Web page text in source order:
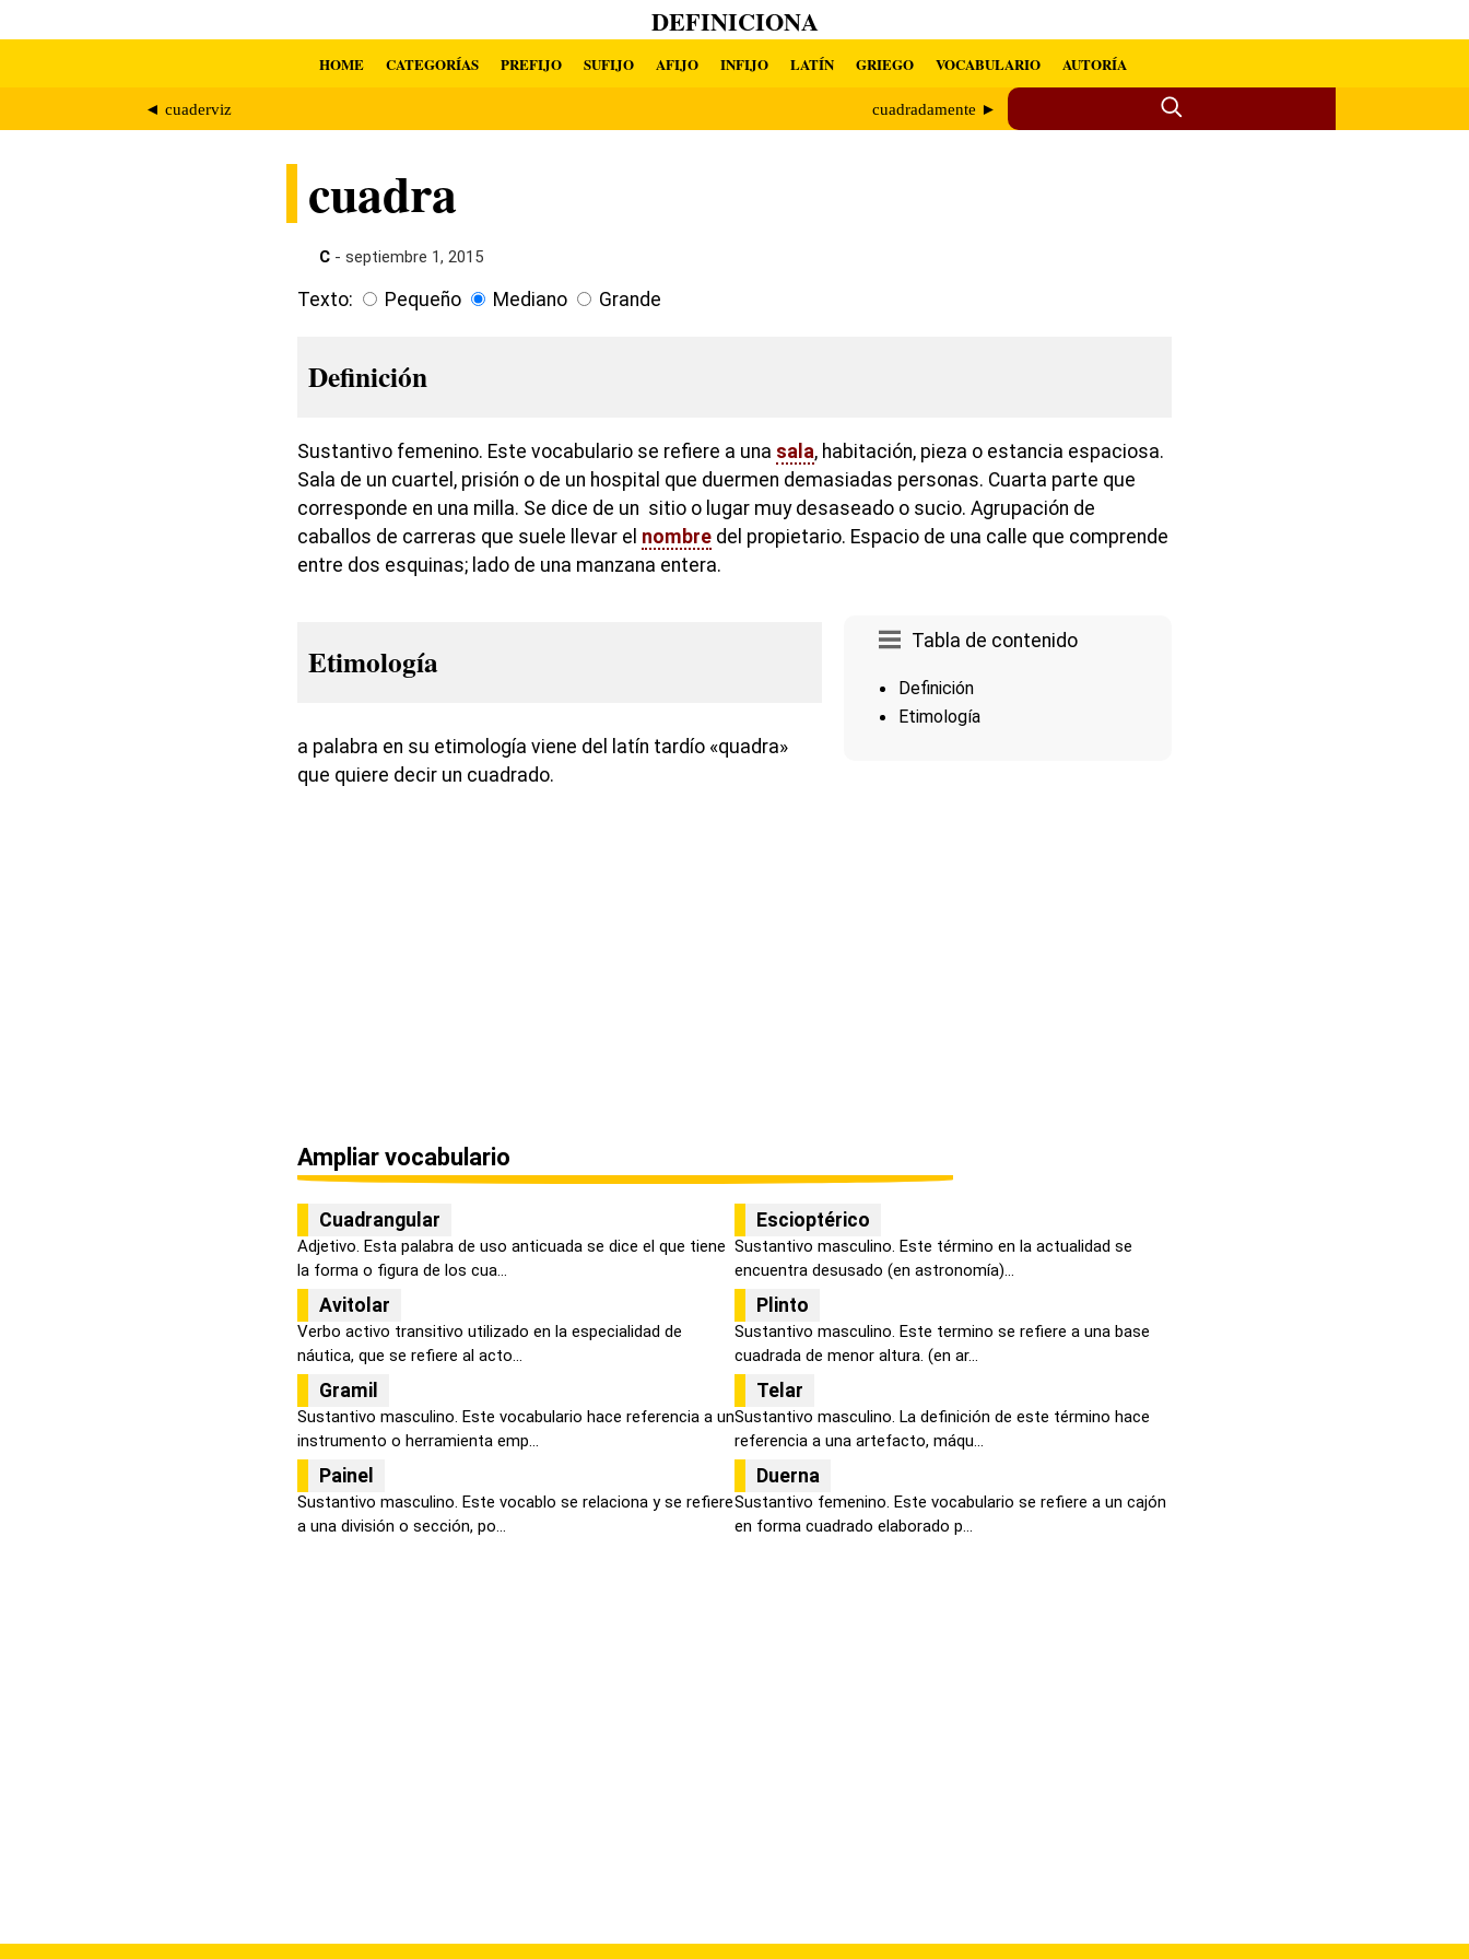
DEFINICIONA
HOME CATEGORÍAS PREFIJO SUFIJO AFIJO INFIJO LATÍN GRIEGO VOCABULARIO AUTORÍA
◄ cuaderviz cuadradamente ►
cuadra
C - septiembre 1, 2015
Texto: Pequeño Mediano Grande
Definición
Sustantivo femenino. Este vocabulario se refiere a una sala, habitación, pieza o estancia espaciosa.
Sala de un cuartel, prisión o de un hospital que duermen demasiadas personas. Cuarta parte que
corresponde en una milla. Se dice de un sitio o lugar muy desaseado o sucio. Agrupación de
caballos de carreras que suele llevar el nombre del propietario. Espacio de una calle que comprende
entre dos esquinas; lado de una manzana entera.
Tabla de contenido
Definición
Etimología
Etimología
a palabra en su etimología viene del latín tardío «quadra»
que quiere decir un cuadrado.
Ampliar vocabulario
Cuadrangular
Adjetivo. Esta palabra de uso anticuada se dice el que tiene
la forma o figura de los cua...
Escioptérico
Sustantivo masculino. Este término en la actualidad se
encuentra desusado (en astronomía)...
Avitolar
Verbo activo transitivo utilizado en la especialidad de
náutica, que se refiere al acto...
Plinto
Sustantivo masculino. Este termino se refiere a una base
cuadrada de menor altura. (en ar...
Gramil
Sustantivo masculino. Este vocabulario hace referencia a un
instrumento o herramienta emp...
Telar
Sustantivo masculino. La definición de este término hace
referencia a una artefacto, máqu...
Painel
Sustantivo masculino. Este vocablo se relaciona y se refiere
a una división o sección, po...
Duerna
Sustantivo femenino. Este vocabulario se refiere a un cajón
en forma cuadrado elaborado p...